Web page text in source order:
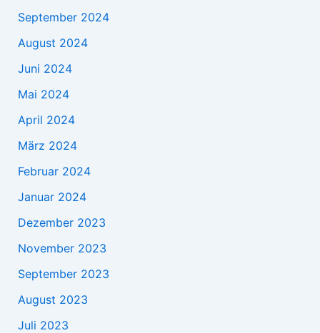
September 2024
August 2024
Juni 2024
Mai 2024
April 2024
März 2024
Februar 2024
Januar 2024
Dezember 2023
November 2023
September 2023
August 2023
Juli 2023